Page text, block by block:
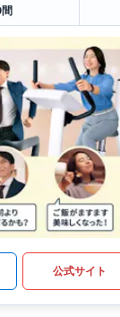
公式サイト